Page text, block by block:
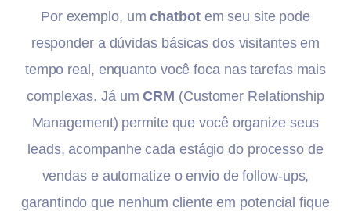
Por exemplo, umchatbotem seu site pode
responder a dúvidas básicas dos visitantes em
tempo real, enquanto você foca nas tarefas mais
complexas. Já umCRM (Customer Relationship
Management) permite que você organize seus
leads, acompanhe cada estágio do processo de
vendas e automatize o envio de follow-ups,
garantindo que nenhum cliente em potencial fique